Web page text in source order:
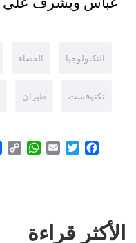
التكنولوجيا الفضاء
تكنوفست طيران
Facebook
Twitter
Email
الأكثر قراءة